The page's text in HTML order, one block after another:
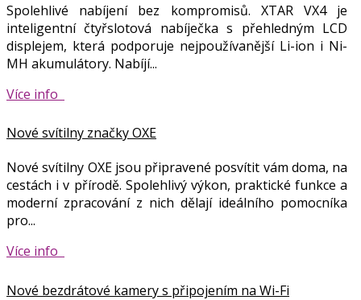
Spolehlivé nabíjení bez kompromisů. XTAR VX4 je
inteligentní čtyřslotová nabíječka s přehledným LCD
displejem, která podporuje nejpoužívanější Li-ion i Ni-
MH akumulátory. Nabíjí...
Více info
Nové svítilny značky OXE
Nové svítilny OXE jsou připravené posvítit vám doma, na
cestách i v přírodě. Spolehlivý výkon, praktické funkce a
moderní zpracování z nich dělají ideálního pomocníka
pro...
Více info
Nové bezdrátové kamery s připojením na Wi-Fi